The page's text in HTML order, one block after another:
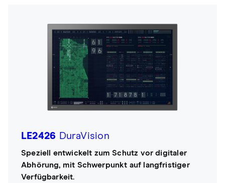
LE2426 DuraVision
Speziell entwickelt zum Schutz vor digitaler
Abhörung, mit Schwerpunkt auf langfristiger
Verfügbarkeit.